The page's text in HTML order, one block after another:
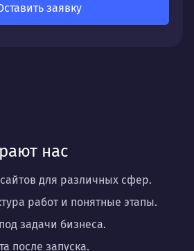
заявку
нас
для различных сфер.
работ и понятные этапы.
задачи бизнеса.
после запуска.